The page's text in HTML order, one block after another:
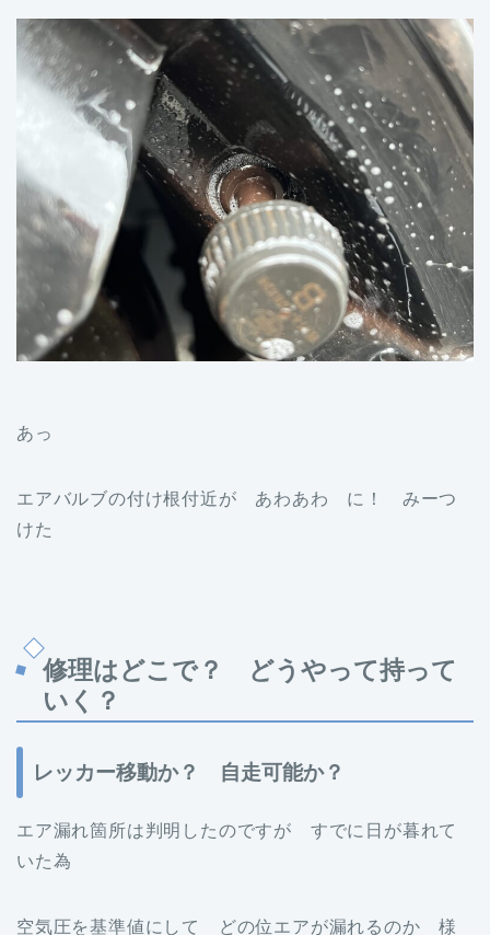
あっ
エアバルブの付け根付近が あわあわ に！ みーつ
けた
修理はどこで？ どうやって持って
いく？
レッカー移動か？ 自走可能か？
エア漏れ箇所は判明したのですが すでに日が暮れて
いた為
空気圧を基準値にして どの位エアが漏れるのか 様